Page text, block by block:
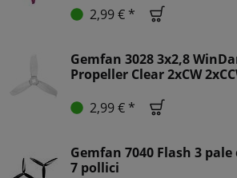
2,99 € *
Gemfan 3028 3x2,8
Propeller Clear 2xCW
2,99 € *
Gemfan 7040 Flash 3
7 pollici